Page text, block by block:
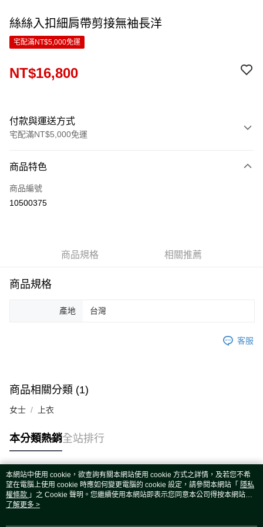
絲絲入扣細肩帶剪接無袖長洋
宅配滿NT$5,000免運
NT$16,800
付款與運送方式
宅配滿NT$5,000免運
信用卡一次付款
LINE Pay
宅配
商品特色
商品編號
10500375
商品規格 相關推薦
商品規格
產地 台灣
客服
商品相關分類 (1)
女士 上衣
本分類熱銷全站排行
熱門標籤
本網站中使用 cookie，欲查詢有關本網站使用 cookie 方式之詳情，及若您不希
望在電腦上使用 cookie 時應如何變更電腦的 cookie 設定，請參閱本網站「 隱私
權條款 」之 Cookie 聲明。您繼續使用本網站即表示您同意本公司得按本網站使
用條款之 Cookie 聲明使用 cookie。
了解更多 >